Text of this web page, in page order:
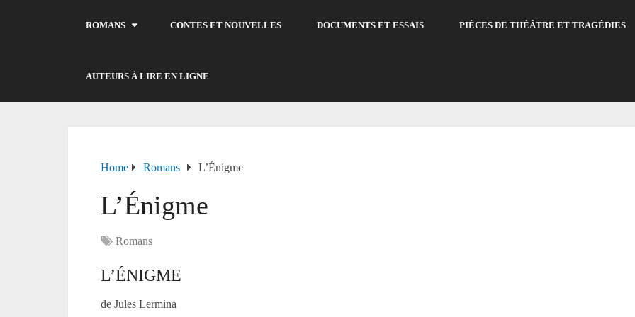
ROMANS CONTES ET NOUVELLES DOCUMENTS ET ESSAIS PIÈCES DE THÉÂTRE ET TRAGÉDIES
AUTEURS À LIRE EN LIGNE
Home Romans L’Énigme
L’Énigme
Romans
L’ÉNIGME
de Jules Lermina